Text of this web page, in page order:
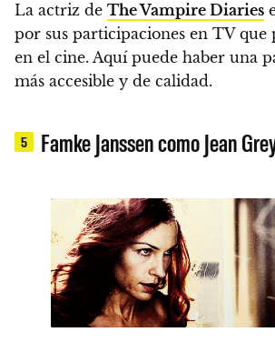
La actriz de The Vampire Diaries
por sus participaciones en TV que
en el cine. Aquí puede haber una
más accesible y de calidad.
5 Famke Janssen como Jean